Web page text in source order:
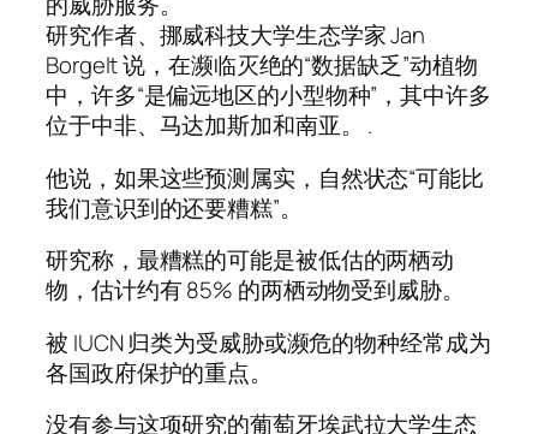
研究作者、挪威科技大学生态学家 Jan
Borgelt 说，在濒临灭绝的“数据缺乏”动植物
中，许多“是偏远地区的小型物种”，其中许多
位于中非、马达加斯加和南亚。 .
他说，如果这些预测属实，自然状态“可能比
我们意识到的还要糟糕”。
研究称，最糟糕的可能是被低估的两栖动
物，估计约有 85% 的两栖动物受到威胁。
被 IUCN 归类为受威胁或濒危的物种经常成为
各国政府保护的重点。
没有参与这项研究的葡萄牙埃武拉大学生态